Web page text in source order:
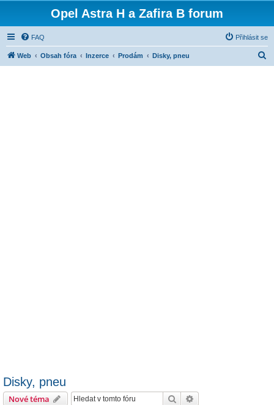
Opel Astra H a Zafira B forum
FAQ Přihlásit se
Web Obsah fóra Inzerce Prodám Disky, pneu
Disky, pneu
Nové téma Hledat